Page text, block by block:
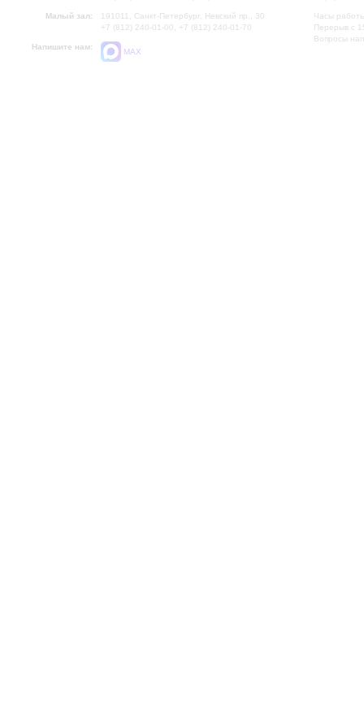
Малый зал:
191011, Санкт-Петербург, Невский пр., 30
+7 (812) 240-01-00, +7 (812) 240-01-70
Напишите нам:
MAX
Часы
Перерыв с
Вопросы